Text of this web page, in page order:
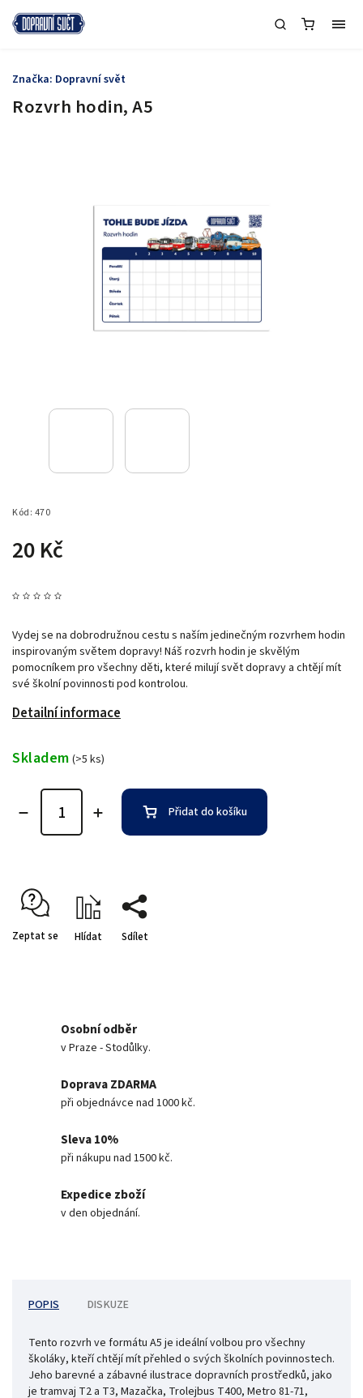
Rozvrh hodin, A5
Kód: 470
20 Kč
Vydej se na dobrodružnou cestu s naším jedinečným rozvrhem hodin
inspirovaným světem dopravy! Náš rozvrh hodin je skvělým
pomocníkem pro všechny děti, které milují svět dopravy a chtějí mít
své školní povinnosti pod kontrolou.
Detailní informace
Značka: Dopravní svět
Skladem (>5 ks)
Přidat do košíku
Zeptat se Hlídat Sdílet
Osobní odběr
v Praze - Stodůlky.
Doprava ZDARMA
při objednávce nad 1000 kč.
Sleva 10%
při nákupu nad 1500 kč.
Expedice zboží
v den objednání.
POPIS DISKUZE
Tento rozvrh ve formátu A5 je ideální volbou pro všechny
školáky, kteří chtějí mít přehled o svých školních povinnostech.
Jeho barevné a zábavné ilustrace dopravních prostředků, jako
je tramvaj T2 a T3, Mazačka, Trolejbus T400, Metro 81-71,